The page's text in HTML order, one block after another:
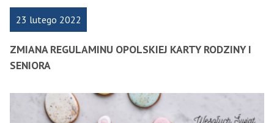
23 lutego 2022
ZMIANA REGULAMINU OPOLSKIEJ KARTY RODZINY I
SENIORA